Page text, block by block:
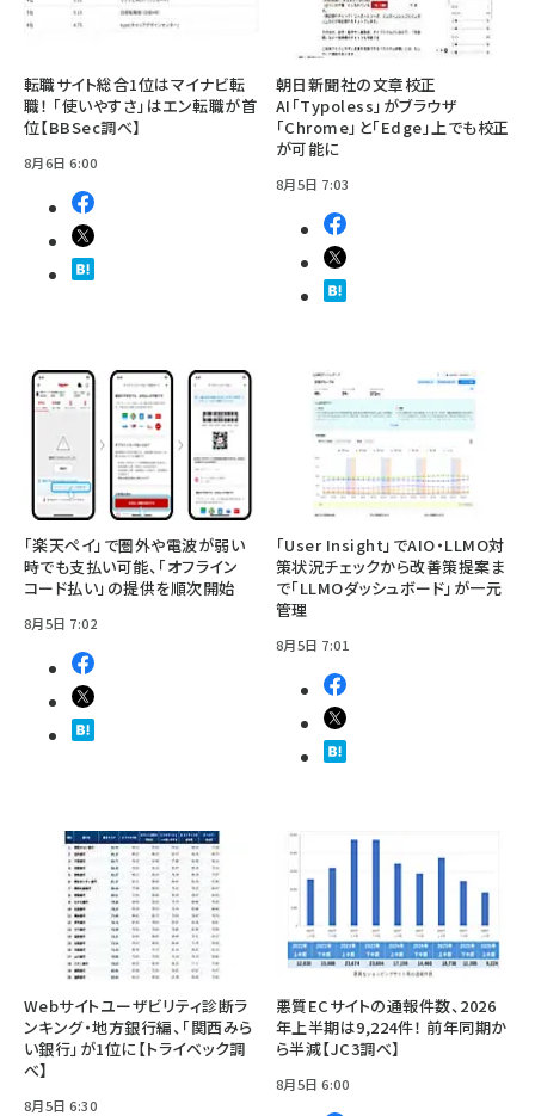
転職サイト総合1位はマイナビ転
職！ 「使いやすさ」はエン転職が首
位【BBSec調べ】
8月6日 6:00
朝日新聞社の文章校正
AI「Typoless」がブラウザ
「Chrome」と「Edge」上でも校正
が可能に
8月5日 7:03
「楽天ペイ」で圏外や電波が弱い
時でも支払い可能、「オフライン
コード払い」の提供を順次開始
8月5日 7:02
「User Insight」でAIO・LLMO対
策状況チェックから改善策提案ま
で「LLMOダッシュボード」が一元
管理
8月5日 7:01
Webサイトユーザビリティ診断ラ
ンキング・地方銀行編、「関西みら
い銀行」が1位に【トライベック調
べ】
8月5日 6:30
悪質ECサイトの通報件数、2026
年上半期は9,224件！ 前年同期か
ら半減【JC3調べ】
8月5日 6:00